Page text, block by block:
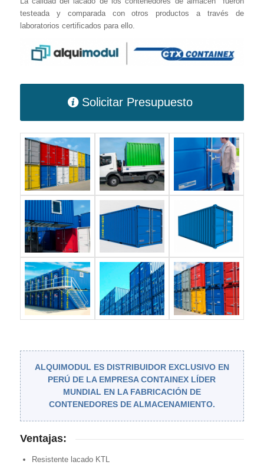
testeada y comparada con otros productos a través de
laboratorios certificados para ello.
Solicitar Presupuesto
ALQUIMODUL ES DISTRIBUIDOR EXCLUSIVO EN
PERÚ DE LA EMPRESA CONTAINEX LÍDER
MUNDIAL EN LA FABRICACIÓN DE
CONTENEDORES DE ALMACENAMIENTO.
Ventajas:
Resistente lacado KTL